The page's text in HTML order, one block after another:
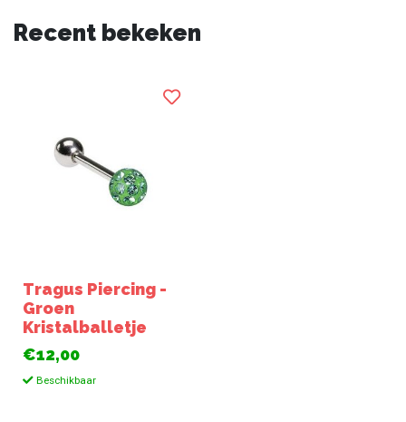
Recent bekeken
Tragus Piercing -
Groen
Kristalballetje
€12,00
Beschikbaar